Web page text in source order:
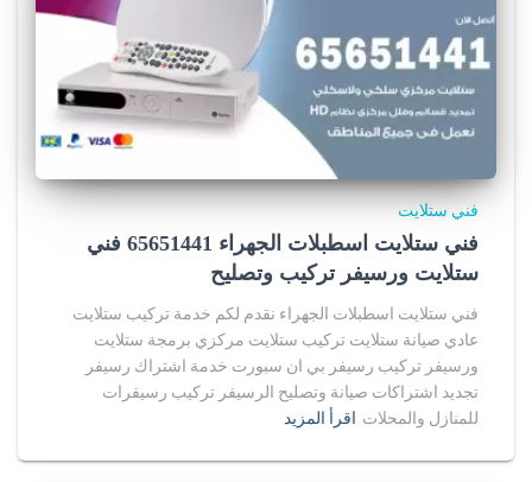
فني ستلايت
فني ستلايت اسطبلات الجهراء 65651441 فني
ستلايت ورسيفر تركيب وتصليح
فني ستلايت اسطبلات الجهراء نقدم لكم خدمة تركيب ستلايت
عادي صيانة ستلايت تركيب ستلايت مركزي برمجة ستلايت
ورسيفر تركيب رسيفر بي ان سبورت خدمة اشتراك رسيفر
تجديد اشتراكات صيانة وتصليح الرسيفر تركيب رسيفرات
للمنازل والمحلات اقرأ المزيد